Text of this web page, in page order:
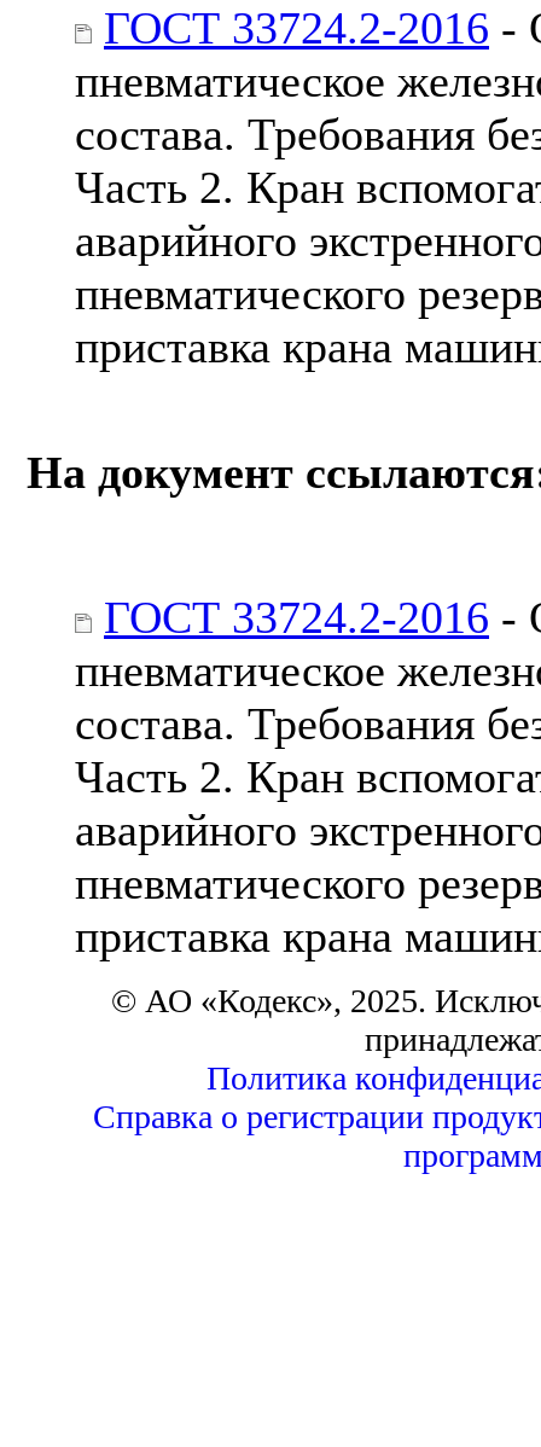
ГОСТ 33724.2-2016 -
пневматическое
состава. Требования
Часть 2. Кран
аварийного
пневматического
приставка крана
На документ
ГОСТ 33724.2-2016 -
пневматическое
состава. Требования
Часть 2. Кран
аварийного
пневматического
приставка крана
© АО «Кодекс», 2025.
Политика
Справка о регистрации